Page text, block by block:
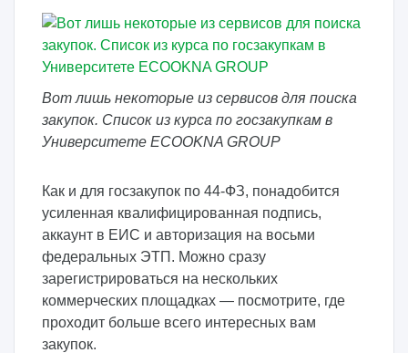
Вот лишь некоторые из сервисов для поиска
закупок. Список из курса по госзакупкам в
Университете ECOOKNA GROUP
Как и для госзакупок по 44-ФЗ, понадобится
усиленная квалифицированная подпись,
аккаунт в ЕИС и авторизация на восьми
федеральных ЭТП. Можно сразу
зарегистрироваться на нескольких
коммерческих площадках — посмотрите, где
проходит больше всего интересных вам
закупок.